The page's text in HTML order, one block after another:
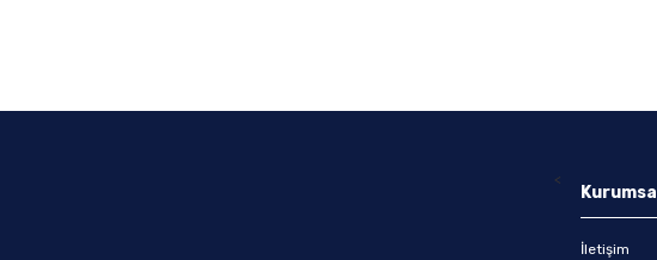
<
Kurumsal
İletişim